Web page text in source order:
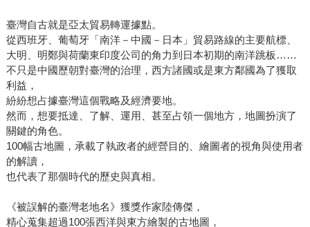
臺灣自古就是亞太貿易轉運據點。
從西班牙、葡萄牙「南洋－中國－日本」貿易路線的主要航標、
大明、明鄭與荷蘭東印度公司的角力到日本初期的南洋跳板……
不只是中國歷朝對臺灣的治理，西方諸國或是東方鄰國為了獲取
利益，
紛紛想占據臺灣這個戰略及經濟要地。
然而，想要抵達、了解、運用、甚至占領一個地方，地圖扮演了
關鍵的角色。
100幅古地圖，承載了執政者的經營目的、繪圖者的視角與使用者
的解讀，
也代表了那個時代的歷史與真相。
《被誤解的臺灣老地名》獲獎作家陸傳傑，
精心蒐集超過100張西洋與東方繪製的古地圖，